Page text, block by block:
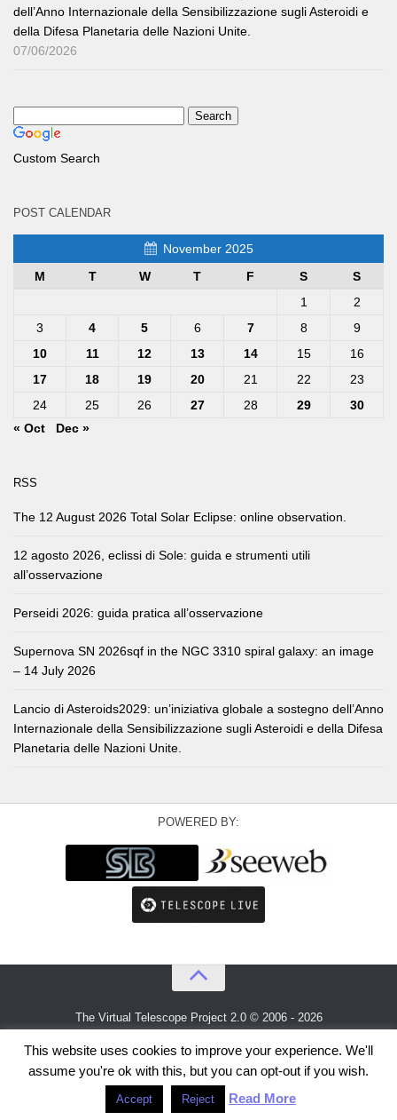
dell’Anno Internazionale della Sensibilizzazione sugli Asteroidi e
della Difesa Planetaria delle Nazioni Unite.
07/06/2026
Custom Search
POST CALENDAR
November 2025
M
T W T F S
S
1
2
3
4 5 6 7 8
9
10
11 12 13 14 15
16
17
18 19 20 21 22
23
24
25 26 27 28 29
30
« Oct
Dec »
RSS
The 12 August 2026 Total Solar Eclipse: online observation.
12 agosto 2026, eclissi di Sole: guida e strumenti utili
all’osservazione
Perseidi 2026: guida pratica all’osservazione
Supernova SN 2026sqf in the NGC 3310 spiral galaxy: an image
– 14 July 2026
Lancio di Asteroids2029: un’iniziativa globale a sostegno dell’Anno
Internazionale della Sensibilizzazione sugli Asteroidi e della Difesa
Planetaria delle Nazioni Unite.
POWERED BY:
The Virtual Telescope Project 2.0 © 2006 - 2026
This website uses cookies to improve your experience. We'll
assume you're ok with this, but you can opt-out if you wish.
Accept Reject Read More